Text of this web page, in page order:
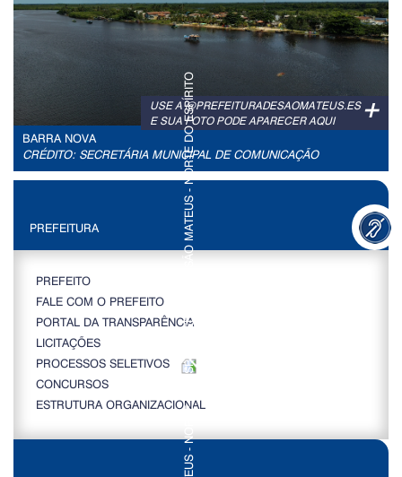
+
USE A @PREFEITURADESAOMATEUS.ES
E SUA FOTO PODE APARECER AQUI
BARRA NOVA
CRÉDITO: SECRETÁRIA MUNICIPAL DE COMUNICAÇÃO
PREFEITURA
PREFEITO
FALE COM O PREFEITO
PORTAL DA TRANSPARÊNCIA
LICITAÇÕES
PROCESSOS SELETIVOS
CONCURSOS
ESTRUTURA ORGANIZACIONAL